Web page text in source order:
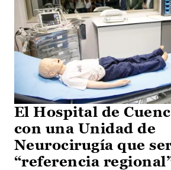
El Hospital de
con una Unidad de
Neurocirugía que
“referencia